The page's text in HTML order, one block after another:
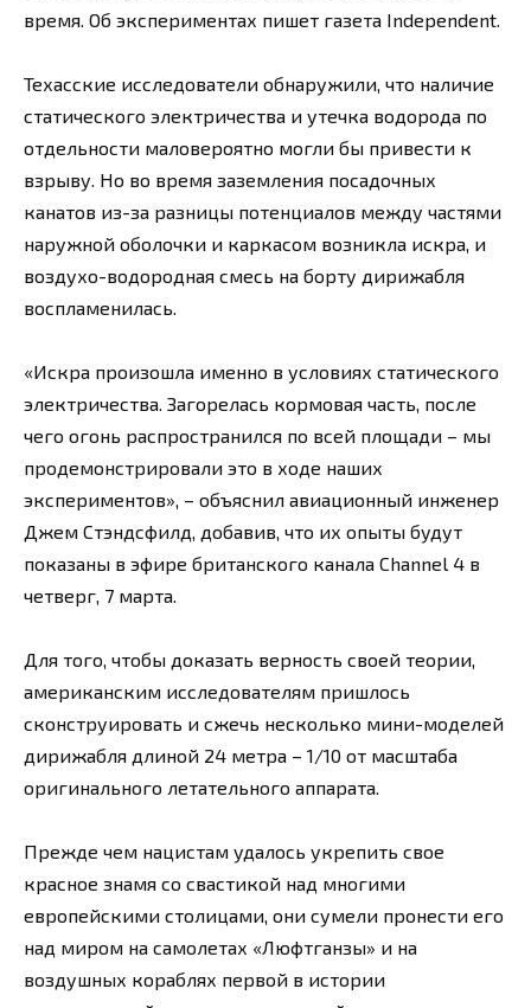
время. Об экспериментах пишет газета Independent.
Техасские исследователи обнаружили, что наличие
статического электричества и утечка водорода по
отдельности маловероятно могли бы привести к
взрыву. Но во время заземления посадочных
канатов из-за разницы потенциалов между частями
наружной оболочки и каркасом возникла искра, и
воздухо-водородная смесь на борту дирижабля
воспламенилась.
«Искра произошла именно в условиях статического
электричества. Загорелась кормовая часть, после
чего огонь распространился по всей площади – мы
продемонстрировали это в ходе наших
экспериментов», – объяснил авиационный инженер
Джем Стэндсфилд, добавив, что их опыты будут
показаны в эфире британского канала Channel 4 в
четверг, 7 марта.
Для того, чтобы доказать верность своей теории,
американским исследователям пришлось
сконструировать и сжечь несколько мини-моделей
дирижабля длиной 24 метра – 1/10 от масштаба
оригинального летательного аппарата.
Прежде чем нацистам удалось укрепить свое
красное знамя со свастикой над многими
европейскими столицами, они сумели пронести его
над миром на самолетах «Люфтганзы» и на
воздушных кораблях первой в истории